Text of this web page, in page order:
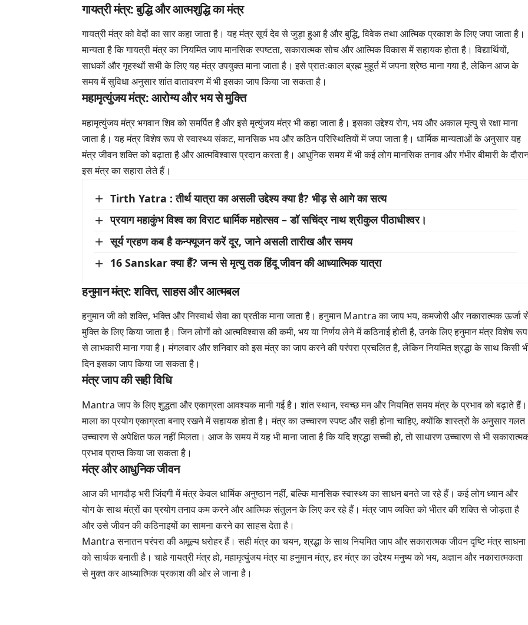
गायत्री मंत्र: बुद्धि और आत्मशुद्धि का मंत्र
गायत्री मंत्र को वेदों का सार कहा जाता है। यह मंत्र सूर्य देव से जुड़ा हुआ है और बुद्धि, विवेक तथा आत्मिक प्रकाश के लिए जपा जाता है।
मान्यता है कि गायत्री मंत्र का नियमित जाप मानसिक स्पष्टता, सकारात्मक सोच और आत्मिक विकास में सहायक होता है। विद्यार्थियों,
साधकों और गृहस्थों सभी के लिए यह मंत्र उपयुक्त माना जाता है। इसे प्रातःकाल ब्रह्म मुहूर्त में जपना श्रेष्ठ माना गया है, लेकिन आज के
समय में सुविधा अनुसार शांत वातावरण में भी इसका जाप किया जा सकता है।
महामृत्युंजय मंत्र: आरोग्य और भय से मुक्ति
महामृत्युंजय मंत्र भगवान शिव को समर्पित है और इसे मृत्युंजय मंत्र भी कहा जाता है। इसका उद्देश्य रोग, भय और अकाल मृत्यु से रक्षा माना
जाता है। यह मंत्र विशेष रूप से स्वास्थ्य संकट, मानसिक भय और कठिन परिस्थितियों में जपा जाता है। धार्मिक मान्यताओं के अनुसार यह
मंत्र जीवन शक्ति को बढ़ाता है और आत्मविश्वास प्रदान करता है। आधुनिक समय में भी कई लोग मानसिक तनाव और गंभीर बीमारी के
इस मंत्र का सहारा लेते हैं।
Tirth Yatra : तीर्थ यात्रा का असली उद्देश्य क्या है? भीड़ से आगे का सत्य
प्रयाग महाकुंभ विश्व का विराट धार्मिक महोत्सव – डॉ सचिंद्र नाथ श्रीकुल पीठाधीश्वर।
सूर्य ग्रहण कब है कन्फ्यूजन करें दूर, जाने असली तारीख और समय
16 Sanskar क्या हैं? जन्म से मृत्यु तक हिंदू जीवन की आध्यात्मिक यात्रा
हनुमान मंत्र: शक्ति, साहस और आत्मबल
हनुमान जी को शक्ति, भक्ति और निस्वार्थ सेवा का प्रतीक माना जाता है। हनुमान Mantra का जाप भय, कमजोरी और नकारात्मक ऊर्जा
मुक्ति के लिए किया जाता है। जिन लोगों को आत्मविश्वास की कमी, भय या निर्णय लेने में कठिनाई होती है, उनके लिए हनुमान मंत्र विशेष रूप
से लाभकारी माना गया है। मंगलवार और शनिवार को इस मंत्र का जाप करने की परंपरा प्रचलित है, लेकिन नियमित श्रद्धा के साथ किसी
दिन इसका जाप किया जा सकता है।
मंत्र जाप की सही विधि
Mantra जाप के लिए शुद्धता और एकाग्रता आवश्यक मानी गई है। शांत स्थान, स्वच्छ मन और नियमित समय मंत्र के प्रभाव को बढ़ाते हैं।
माला का प्रयोग एकाग्रता बनाए रखने में सहायक होता है। मंत्र का उच्चारण स्पष्ट और सही होना चाहिए, क्योंकि शास्त्रों के अनुसार गलत
उच्चारण से अपेक्षित फल नहीं मिलता। आज के समय में यह भी माना जाता है कि यदि श्रद्धा सच्ची हो, तो साधारण उच्चारण से भी
प्रभाव प्राप्त किया जा सकता है।
मंत्र और आधुनिक जीवन
आज की भागदौड़ भरी जिंदगी में मंत्र केवल धार्मिक अनुष्ठान नहीं, बल्कि मानसिक स्वास्थ्य का साधन बनते जा रहे हैं। कई लोग ध्यान और
योग के साथ मंत्रों का प्रयोग तनाव कम करने और आत्मिक संतुलन के लिए कर रहे हैं। मंत्र जाप व्यक्ति को भीतर की शक्ति से जोड़ता है
और उसे जीवन की कठिनाइयों का सामना करने का साहस देता है।
Mantra सनातन परंपरा की अमूल्य धरोहर हैं। सही मंत्र का चयन, श्रद्धा के साथ नियमित जाप और सकारात्मक जीवन दृष्टि मंत्र साधना
को सार्थक बनाती है। चाहे गायत्री मंत्र हो, महामृत्युंजय मंत्र या हनुमान मंत्र, हर मंत्र का उद्देश्य मनुष्य को भय, अज्ञान और नकारात्मकता
से मुक्त कर आध्यात्मिक प्रकाश की ओर ले जाना है।